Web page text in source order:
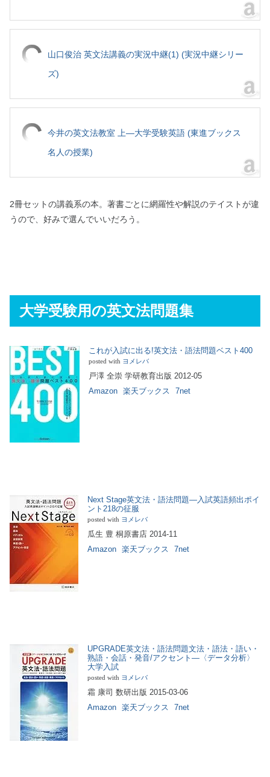
山口俊治 英文法講義の実況中継(1) (実況中継シリー
ズ)
今井の英文法教室 上―大学受験英語 (東進ブックス
名人の授業)
2冊セットの講義系の本。著書ごとに網羅性や解説のテイストが違
うので、好みで選んでいいだろう。
大学受験用の英文法問題集
これが入試に出る!英文法・語法問題ベスト400
posted with ヨメレバ
戸澤 全崇 学研教育出版 2012-05
Amazon 楽天ブックス 7net
Next Stage英文法・語法問題―入試英語頻出ポイ
ント218の征服
posted with ヨメレバ
瓜生 豊 桐原書店 2014-11
Amazon 楽天ブックス 7net
UPGRADE英文法・語法問題文法・語法・語い・
熟語・会話・発音/アクセント―〈データ分析〉
大学入試
posted with ヨメレバ
霜 康司 数研出版 2015-03-06
Amazon 楽天ブックス 7net